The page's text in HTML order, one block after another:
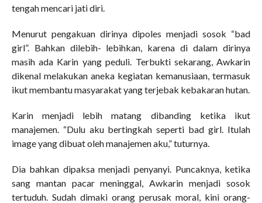
tengah mencari jati diri.
Menurut pengakuan dirinya dipoles menjadi sosok “bad
girl”. Bahkan dilebih- lebihkan, karena di dalam dirinya
masih ada Karin yang peduli. Terbukti sekarang, Awkarin
dikenal melakukan aneka kegiatan kemanusiaan, termasuk
ikut membantu masyarakat yang terjebak kebakaran hutan.
Karin menjadi lebih matang dibanding ketika ikut
manajemen. “Dulu aku bertingkah seperti bad girl. Itulah
image yang dibuat oleh manajemen aku,” tuturnya.
Dia bahkan dipaksa menjadi penyanyi. Puncaknya, ketika
sang mantan pacar meninggal, Awkarin menjadi sosok
tertuduh. Sudah dimaki orang perusak moral, kini orang-